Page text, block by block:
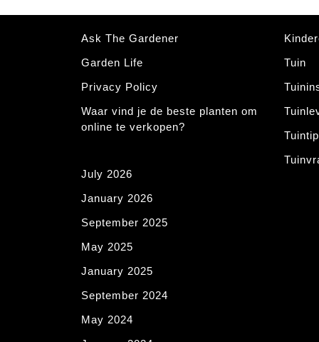
Ask The Gardener
Garden Life
Privacy Policy
Waar vind je de beste planten om
online te verkopen?
July 2026
January 2026
September 2025
May 2025
January 2025
September 2024
May 2024
Tuin